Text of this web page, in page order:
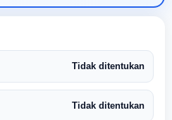
Tidak ditentukan
Tidak ditentukan